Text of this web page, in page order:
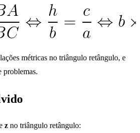
métricas no triângulo retângulo, e
problemas.
z no triângulo retângulo: